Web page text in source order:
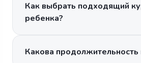
Как выбрать подходящий
ребенка?
Какова продолжительность